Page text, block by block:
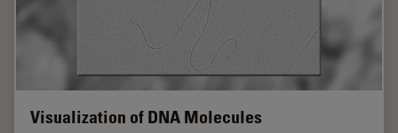
Visualization of DNA Molecules